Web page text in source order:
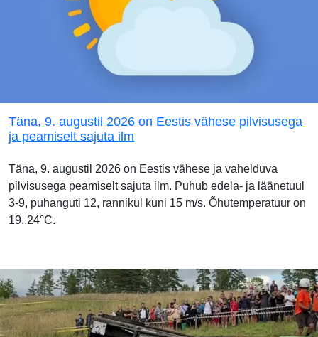
Täna, 9. augustil 2026 on Eestis vähese pilvisusega
ja peamiselt sajuta ilm
Täna, 9. augustil 2026 on Eestis vähese ja vahelduva
pilvisusega peamiselt sajuta ilm. Puhub edela- ja läänetuul
3-9, puhanguti 12, rannikul kuni 15 m/s. Õhutemperatuur on
19..24°C.